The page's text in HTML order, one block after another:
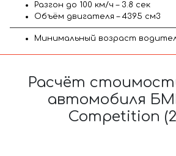
Разгон до 100 км/ч – 3.8 сек
Объём двигателя – 4395 см3
Минимальный возраст
Расчёт
автомобиля
Competition